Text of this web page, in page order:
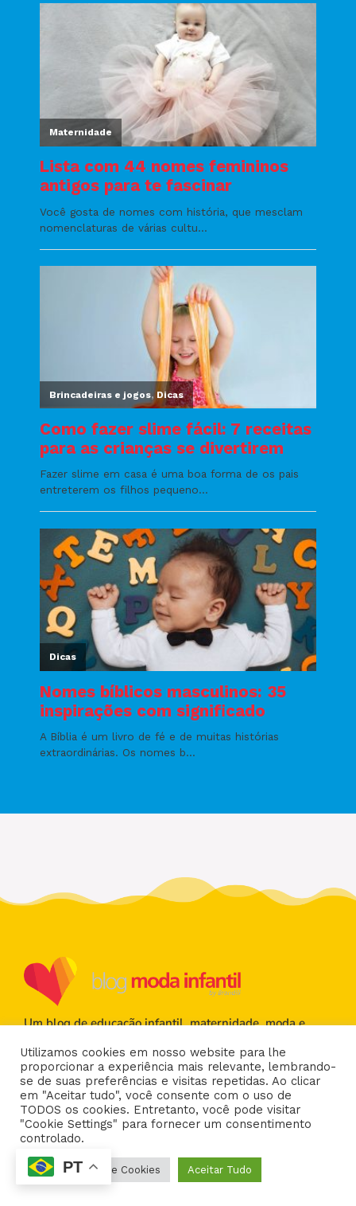
Um blog de educação infantil, maternidade, moda e
embasados e de qualidade que ajudam a tornar a rotina
da sua família mais prática e divertida. Fique a par de
todas as tendências do mundo infantil com a Brandili!
Siga a Brandili nas redes sociais
Facebook
Instagram
Youtube
Pinterest
Institucional
Utilizamos cookies em nosso website para lhe
proporcionar a experiência mais relevante, lembrando-
se de suas preferências e visitas repetidas. Ao clicar
em "Aceitar tudo", você consente com o uso de
TODOS os cookies. Entretanto, você pode visitar
"Cookie Settings" para fornecer um consentimento
controlado.
Configurações de Cookies Aceitar Tudo
PT